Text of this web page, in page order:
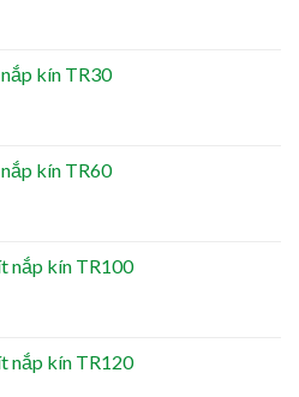
kín TR30
kín TR60
nắp kín TR100
nắp kín TR120